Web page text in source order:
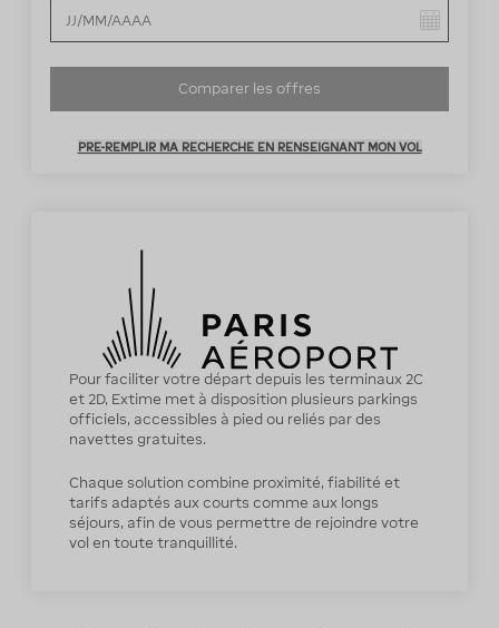
Comparer les offres
PRE-REMPLIR MA RECHERCHE EN RENSEIGNANT MON VOL
Pour faciliter votre départ depuis les terminaux 2C
et 2D, Extime met à disposition plusieurs parkings
officiels, accessibles à pied ou reliés par des
navettes gratuites.
Chaque solution combine proximité, fiabilité et
tarifs adaptés aux courts comme aux longs
séjours, afin de vous permettre de rejoindre votre
vol en toute tranquillité.